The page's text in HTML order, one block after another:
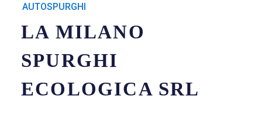
AUTOSPURGHI
LA MILANO
SPURGHI
ECOLOGICA SRL